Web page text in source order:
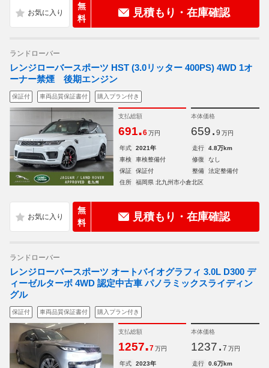
無
料
見積もり・在庫確認
ランドローバー
レンジローバースポーツ HST (3.0リッター 400PS) 4WD 1オ
ーナー禁煙 後期エンジン
保証付 車両品質保証書付 購入プラン付き
支払総額
691.6 万円
本体価格
659. 9 万円
年式 2021年 走行
4.8万km
車検
車検整備付 修復
なし
保証
保証付 整備
法定整備付
住所
福岡県 北九州市小倉北区
無
料
見積もり・在庫確認
ランドローバー
レンジローバースポーツ オートバイオグラフィ 3.0L D300 デ
ィーゼルターボ 4WD 認定中古車 パノラミックスライディン
グル
保証付 車両品質保証書付 購入プラン付き
支払総額
1257.7 万円
本体価格
1237. 7 万円
年式 2023年 走行
0.6万km